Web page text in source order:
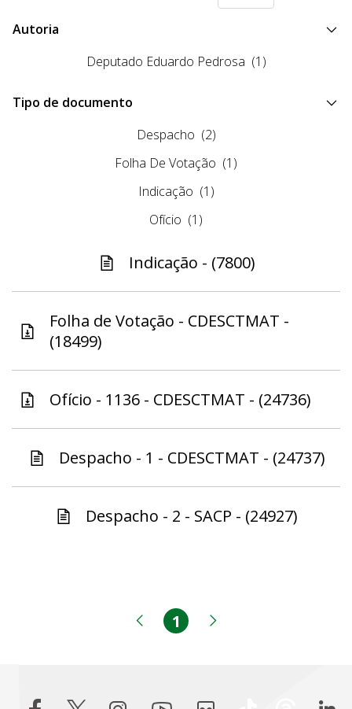
Autoria
Deputado Eduardo Pedrosa (1)
Tipo de documento
Despacho (2)
Folha De Votação (1)
Indicação (1)
Ofício (1)
Indicação - (7800)
Folha de Votação - CDESCTMAT -
(18499)
Ofício - 1136 - CDESCTMAT - (24736)
Despacho - 1 - CDESCTMAT - (24737)
Despacho - 2 - SACP - (24927)
Página anterior
Página
1